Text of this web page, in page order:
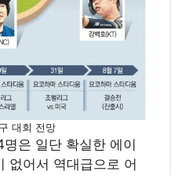
대회 전망
은 일단 확실한 에이
없어서 역대급으로 어